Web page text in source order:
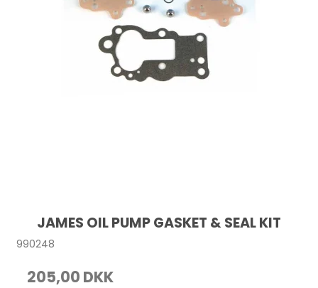
JAMES OIL PUMP GASKET & SEAL KIT
990248
205,00 DKK